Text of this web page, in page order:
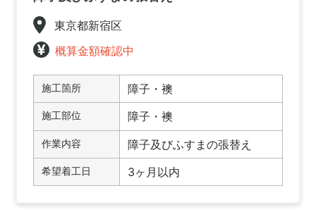
東京都新宿区
概算金額確認中
施工箇所 障子・襖
施工部位 障子・襖
作業内容 障子及びふすまの張替え
希望着工日 3ヶ月以内